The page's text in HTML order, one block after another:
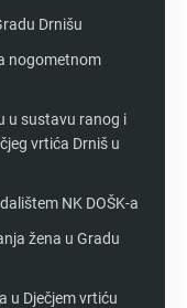
Drnišu
nogometnom
u sustavu ranog i
vrtića Drniš u
NK DOŠK-a
žena u Gradu
u Dječjem vrtiću